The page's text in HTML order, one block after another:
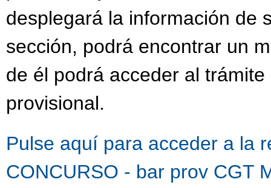
desplegará la información de
sección, podrá encontrar un
de él podrá acceder al
provisional.
Pulse aquí para acceder a la
CONCURSO - bar prov CGT